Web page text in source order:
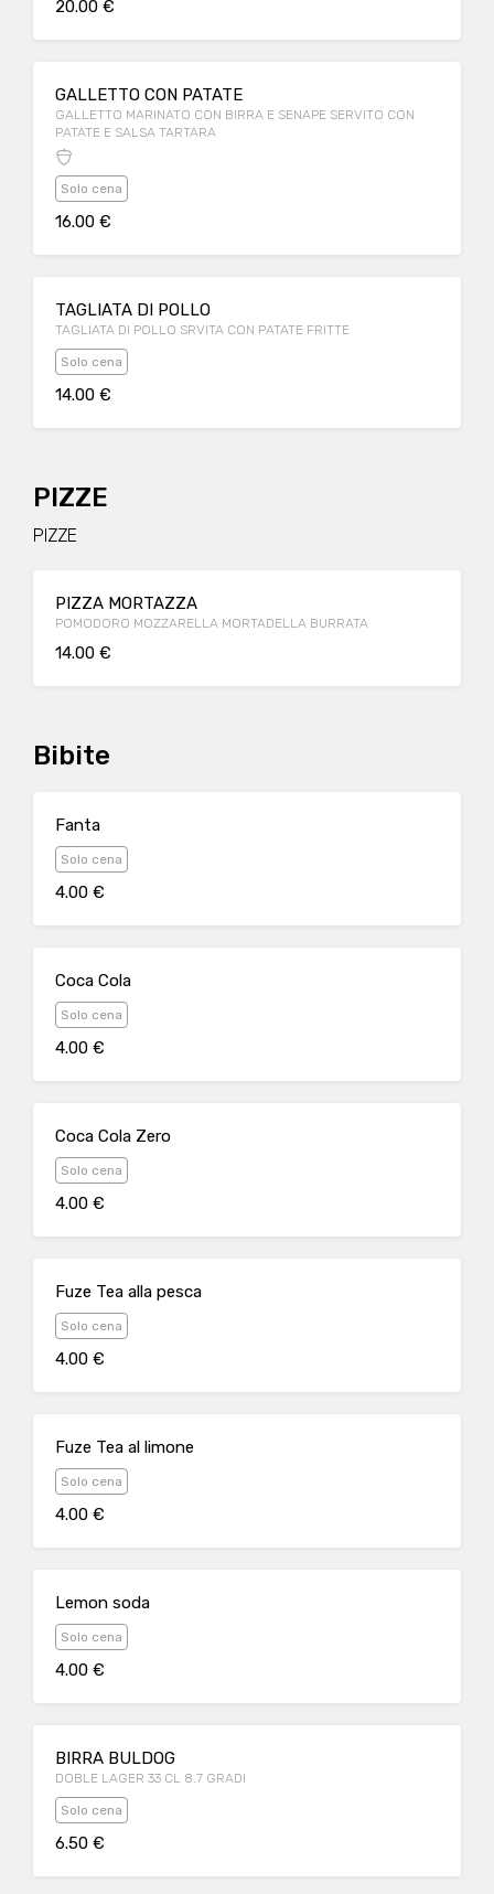
20.00 €
GALLETTO CON PATATE
GALLETTO MARINATO CON BIRRA E SENAPE SERVITO CON
PATATE E SALSA TARTARA
Solo cena
16.00 €
TAGLIATA DI POLLO
TAGLIATA DI POLLO SRVITA CON PATATE FRITTE
Solo cena
14.00 €
PIZZE
PIZZE
PIZZA MORTAZZA
POMODORO MOZZARELLA MORTADELLA BURRATA
14.00 €
Bibite
Fanta
Solo cena
4.00 €
Coca Cola
Solo cena
4.00 €
Coca Cola Zero
Solo cena
4.00 €
Fuze Tea alla pesca
Solo cena
4.00 €
Fuze Tea al limone
Solo cena
4.00 €
Lemon soda
Solo cena
4.00 €
BIRRA BULDOG
DOBLE LAGER 33 CL 8.7 GRADI
Solo cena
6.50 €